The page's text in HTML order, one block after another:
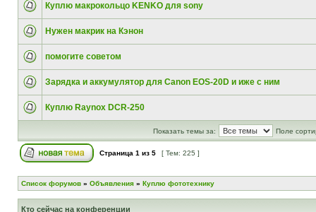
Куплю макрокольцо KENKO для sony
Нужен макрик на Кэнон
помогите советом
Зарядка и аккумулятор для Canon EOS-20D и иже с ним
Куплю Raynox DCR-250
Показать темы за: Поле
Страница 1 из 5 [ Тем: 225 ]
Список форумов » Объявления » Куплю фототехнику
Кто сейчас на конференции